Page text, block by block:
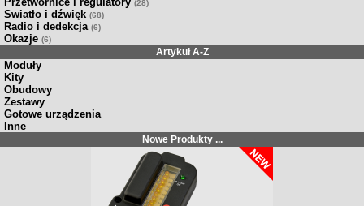
(28)
Swiatło i dźwięk (68)
Radio i dedekcja (6)
Okazje (6)
Artykuł A-Z
Moduły
Kity
Obudowy
Zestawy
Gotowe urządzenia
Inne
Nowe Produkty ...